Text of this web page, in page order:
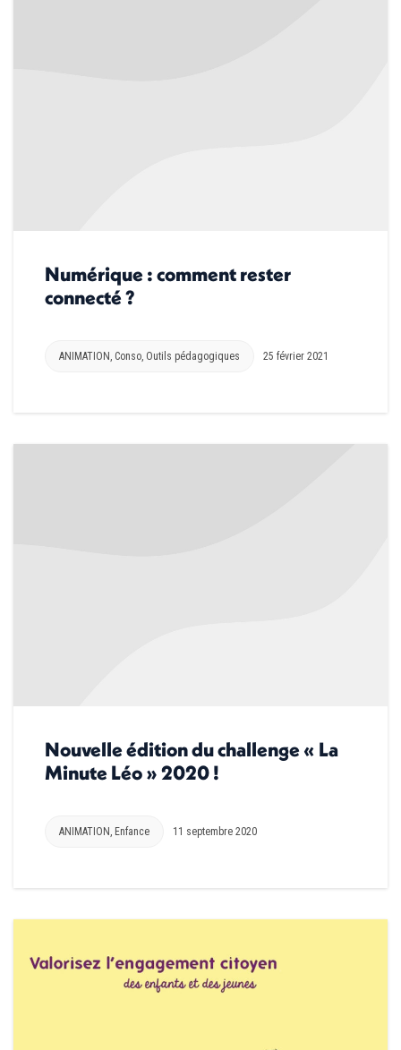
Numérique : comment rester
connecté ?
ANIMATION , Conso, Outils pédagogiques 25 février 2021
Nouvelle édition du challenge « La
Minute Léo » 2020 !
ANIMATION Enfance 11 septembre 2020